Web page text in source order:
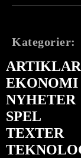
Kategorier:
ARTIKLAR
EKONOMI
NYHETER
SPEL
TEXTER